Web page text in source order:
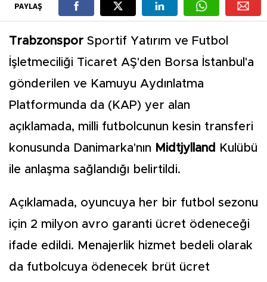
PAYLAŞ
Trabzonspor Sportif Yatırım ve Futbol
İşletmeciliği Ticaret AŞ'den Borsa İstanbul'a
gönderilen ve Kamuyu Aydınlatma
Platformunda da (KAP) yer alan
açıklamada, milli futbolcunun kesin transferi
konusunda Danimarka'nın Midtjylland
Kulübü
ile anlaşma sağlandığı belirtildi.
Açıklamada, oyuncuya her bir futbol sezonu
için 2 milyon avro garanti ücret ödeneceği
ifade edildi. Menajerlik hizmet bedeli olarak
da futbolcuya ödenecek brüt ücret